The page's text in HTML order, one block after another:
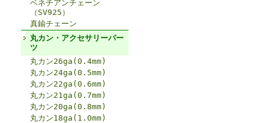
ベネチアンチェーン
（SV925）
真鍮チェーン
丸カン・アクセサリーパー
ツ
丸カン26ga(0.4mm)
丸カン24ga(0.5mm)
丸カン22ga(0.6mm)
丸カン21ga(0.7mm)
丸カン20ga(0.8mm)
丸カン18ga(1.0mm)